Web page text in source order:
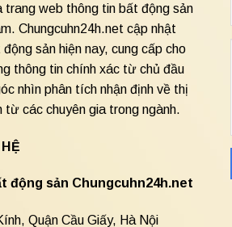
trang web thông tin bất động sản
Chungcuhn24h.net cập nhật
sản hiện nay, cung cấp cho
thông tin chính xác từ chủ đầu
nhìn phân tích nhận định về thị
các chuyên gia trong ngành.
động sản Chungcuhn24h.net
Quận Cầu Giấy, Hà Nội